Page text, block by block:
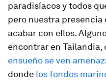
paradisíacos y todos
pero nuestra presencia
acabar con ellos.
encontrar en Tailandia,
ensueño se ven
donde los fondos